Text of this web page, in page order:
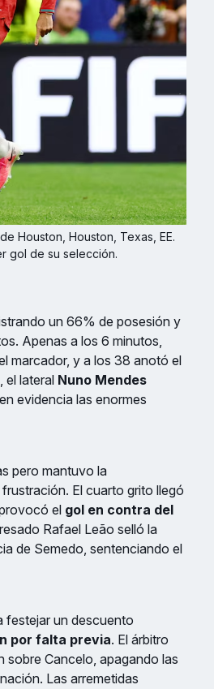
Houston, Houston, Texas, EE.
gol de su selección.
un 66% de posesión y
Apenas a los 6 minutos,
marcador, y a los 38 anotó el
el lateral Nuno Mendes
evidencia las enormes
pero mantuvo la
El cuarto grito llegó
el gol en contra del
Rafael Leão selló la
de Semedo, sentenciando el
festejar un descuento
por falta previa. El árbitro
sobre Cancelo, apagando las
Las arremetidas